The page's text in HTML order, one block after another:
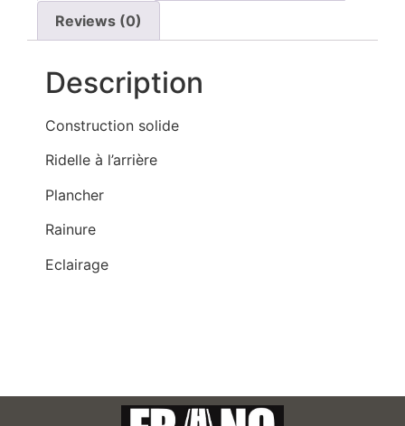
Reviews (0)
Description
Construction solide
Ridelle à l’arrière
Plancher
Rainure
Eclairage